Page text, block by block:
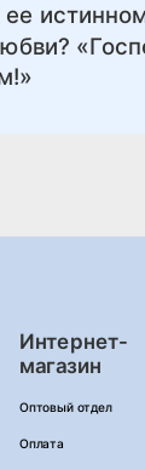
Интернет-
магазин
Оптовый отдел
Оплата